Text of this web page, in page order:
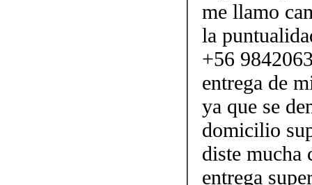
me llamo
la
+56
entrega de
ya que se
domicilio
diste mucha
entrega